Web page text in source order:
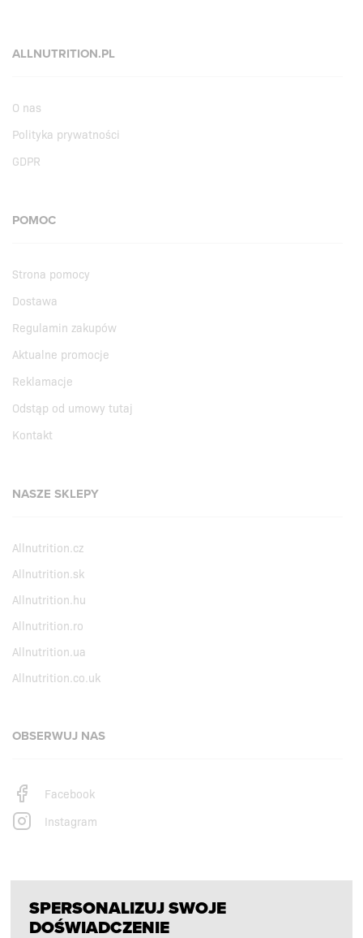
ALLNUTRITION.PL
O nas
Polityka prywatności
GDPR
POMOC
Strona pomocy
Dostawa
Regulamin zakupów
Aktualne promocje
Reklamacje
Odstąp od umowy tutaj
Kontakt
NASZE SKLEPY
Allnutrition.cz
Allnutrition.sk
Allnutrition.hu
Allnutrition.ro
Allnutrition.ua
Allnutrition.co.uk
OBSERWUJ NAS
Facebook
Instagram
SPERSONALIZUJ SWOJE
DOŚWIADCZENIE